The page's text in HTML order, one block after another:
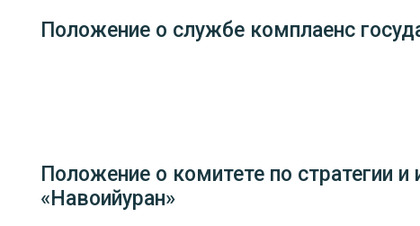
Положение о службе комплаенс
Положение о комитете по стратегии
«Навоийуран»